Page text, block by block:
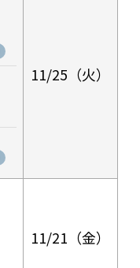
11/25（火）
11/21（金）